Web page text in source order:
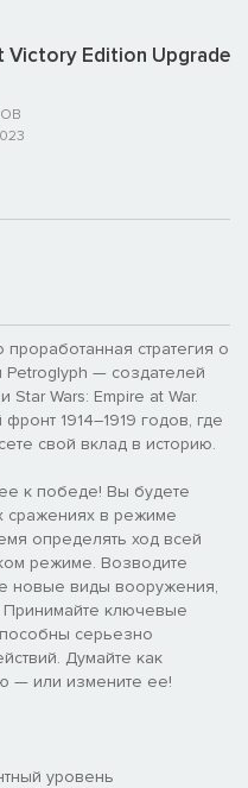
Victory Edition Upgrade
стратегия о
— создателей
Wars: Empire at War.
1914–1919 годов, где
свой вклад в историю.
к победе! Вы будете
сражениях в режиме
определять ход всей
режиме. Возводите
новые виды вооружения,
Принимайте ключевые
серьезно
Думайте как
— или измените ее!
уровень